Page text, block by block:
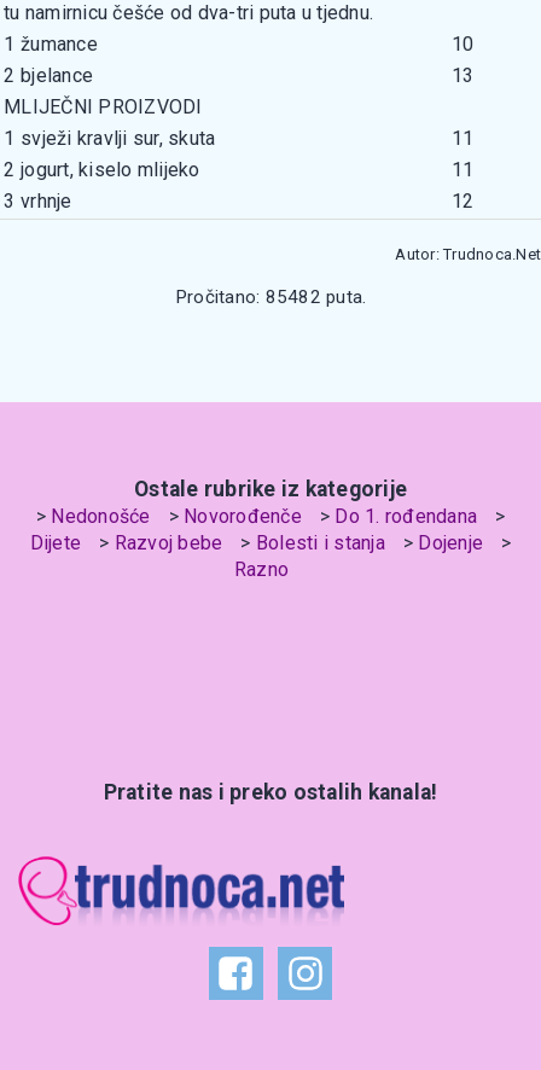
tu namirnicu češće od dva-tri puta u tjednu.
1 žumance
10
2 bjelance
13
MLIJEČNI PROIZVODI
1 svježi kravlji sur, skuta
11
2 jogurt, kiselo mlijeko
11
3 vrhnje 12
Autor: Trudnoca.Net
Pročitano: 85482 puta.
Ostale rubrike iz kategorije
Nedonošće Novorođenče
Do 1. rođendana
Dijete
Razvoj bebe Bolesti i stanja
Dojenje
Razno
Pratite nas i preko ostalih kanala!